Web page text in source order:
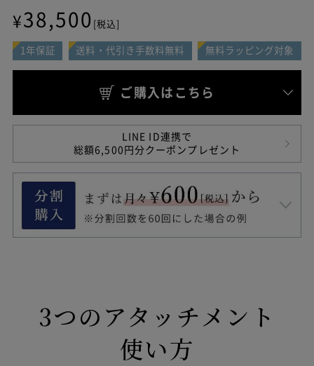
¥38,500 [税込]
1年保証 送料・代引き手数料無料 無料ラッピング対象
ご購入はこちら
LINE ID連携で
総額6,500円分クーポンプレゼント
3つのアタッチメント
使い方
きちんと保証について
保証期間は5年間
期間中は修理･代替品の費用負
担がなし※1
使用の際に、影響のない、外観上のキズ、
度低下等は保証の対象外となります。